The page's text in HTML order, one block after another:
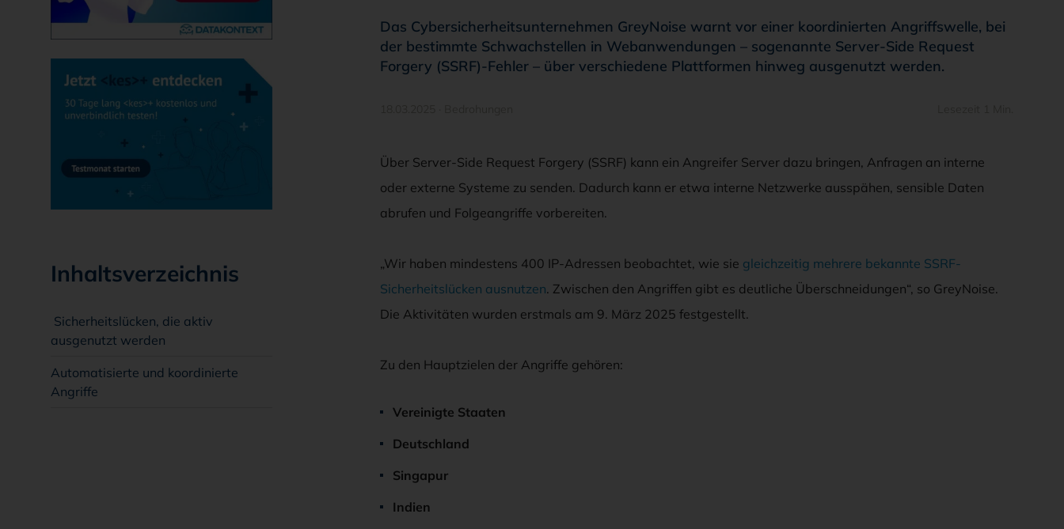
Inhaltsverzeichnis
Sicherheitslücken, die aktiv
ausgenutzt werden
Automatisierte und koordinierte
Angriffe
Das Cybersicherheitsunternehmen GreyNoise warnt vor einer koordinierten Angriffswelle, bei
der bestimmte Schwachstellen in Webanwendungen – sogenannte Server-Side Request
Forgery (SSRF)-Fehler – über verschiedene Plattformen hinweg ausgenutzt werden.
Über Server-Side Request Forgery (SSRF) kann ein Angreifer Server dazu bringen, Anfragen an interne
oder externe Systeme zu senden. Dadurch kann er etwa interne Netzwerke ausspähen, sensible Daten
abrufen und Folgeangriffe vorbereiten.
„Wir haben mindestens 400 IP-Adressen beobachtet, wie sie gleichzeitig mehrere bekannte SSRF-
Sicherheitslücken ausnutzen. Zwischen den Angriffen gibt es deutliche Überschneidungen“, so GreyNoise.
Die Aktivitäten wurden erstmals am 9. März 2025 festgestellt.
Zu den Hauptzielen der Angriffe gehören:
Vereinigte Staaten
Deutschland
Singapur
Indien